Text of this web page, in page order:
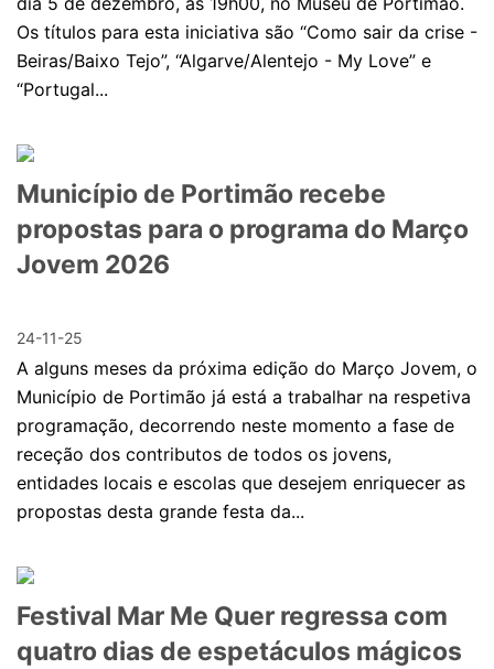
Os títulos para esta iniciativa são “Como sair da crise -
Beiras/Baixo Tejo”, “Algarve/Alentejo - My Love” e
“Portugal...
Município de Portimão recebe
propostas para o programa do Março
Jovem 2026
24-11-25
A alguns meses da próxima edição do Março Jovem, o
Município de Portimão já está a trabalhar na respetiva
programação, decorrendo neste momento a fase de
receção dos contributos de todos os jovens,
entidades locais e escolas que desejem enriquecer as
propostas desta grande festa da...
Festival Mar Me Quer regressa com
quatro dias de espetáculos mágicos